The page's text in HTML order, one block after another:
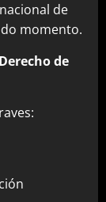
de
momento.
de